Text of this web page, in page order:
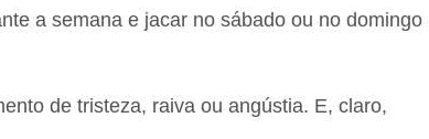
a semana e jacar no sábado ou no domingo
de tristeza, raiva ou angústia. E, claro,